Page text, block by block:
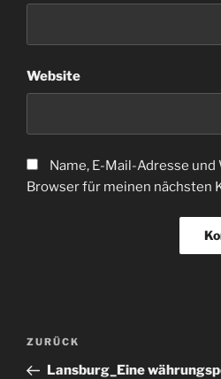
Website
Name, E-Mail-Adresse
Browser für meinen nächsten
Beitragsnavigation
Vorheriger
Beitrag
ZURÜCK
Lansburg_Eine